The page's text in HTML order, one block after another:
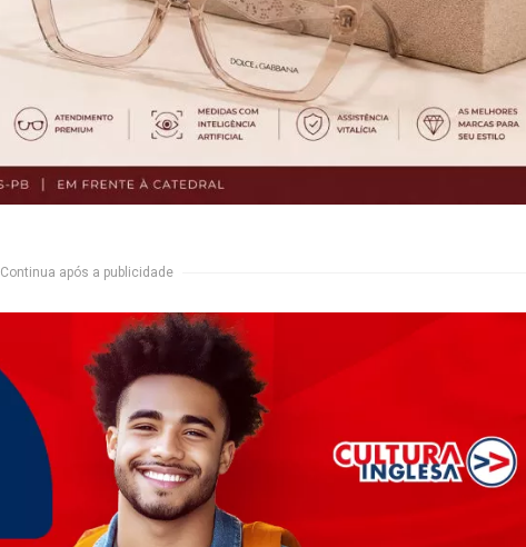
Continua após a publicidade